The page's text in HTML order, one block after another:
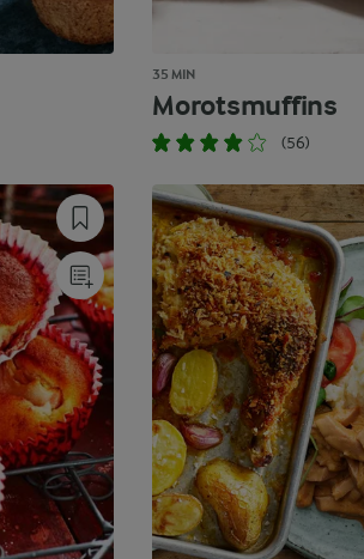
35 MIN
Morotsmuffins
(56)